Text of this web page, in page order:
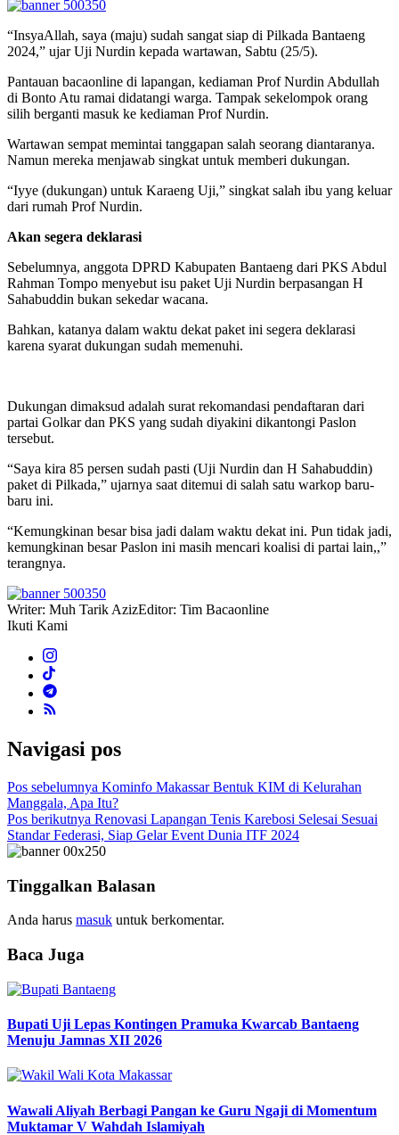
“InsyaAllah, saya (maju) sudah sangat siap di Pilkada Bantaeng
2024,” ujar Uji Nurdin kepada wartawan, Sabtu (25/5).
Pantauan bacaonline di lapangan, kediaman Prof Nurdin Abdullah
di Bonto Atu ramai didatangi warga. Tampak sekelompok orang
silih berganti masuk ke kediaman Prof Nurdin.
Wartawan sempat memintai tanggapan salah seorang diantaranya.
Namun mereka menjawab singkat untuk memberi dukungan.
“Iyye (dukungan) untuk Karaeng Uji,” singkat salah ibu yang keluar
dari rumah Prof Nurdin.
Akan segera deklarasi
Sebelumnya, anggota DPRD Kabupaten Bantaeng dari PKS Abdul
Rahman Tompo menyebut isu paket Uji Nurdin berpasangan H
Sahabuddin bukan sekedar wacana.
Bahkan, katanya dalam waktu dekat paket ini segera deklarasi
karena syarat dukungan sudah memenuhi.
Dukungan dimaksud adalah surat rekomandasi pendaftaran dari
partai Golkar dan PKS yang sudah diyakini dikantongi Paslon
tersebut.
“Saya kira 85 persen sudah pasti (Uji Nurdin dan H Sahabuddin)
paket di Pilkada,” ujarnya saat ditemui di salah satu warkop baru-
baru ini.
“Kemungkinan besar bisa jadi dalam waktu dekat ini. Pun tidak jadi,
kemungkinan besar Paslon ini masih mencari koalisi di partai lain,,”
terangnya.
Writer: Muh Tarik AzizEditor: Tim Bacaonline
Ikuti Kami
Navigasi pos
Pos sebelumnya Kominfo Makassar Bentuk KIM di Kelurahan
Manggala, Apa Itu?
Pos berikutnya Renovasi Lapangan Tenis Karebosi Selesai Sesuai
Standar Federasi, Siap Gelar Event Dunia ITF 2024
Tinggalkan Balasan
Anda harus masuk untuk berkomentar.
Baca Juga
Bupati Uji Lepas Kontingen Pramuka Kwarcab Bantaeng
Menuju Jamnas XII 2026
Wawali Aliyah Berbagi Pangan ke Guru Ngaji di Momentum
Muktamar V Wahdah Islamiyah